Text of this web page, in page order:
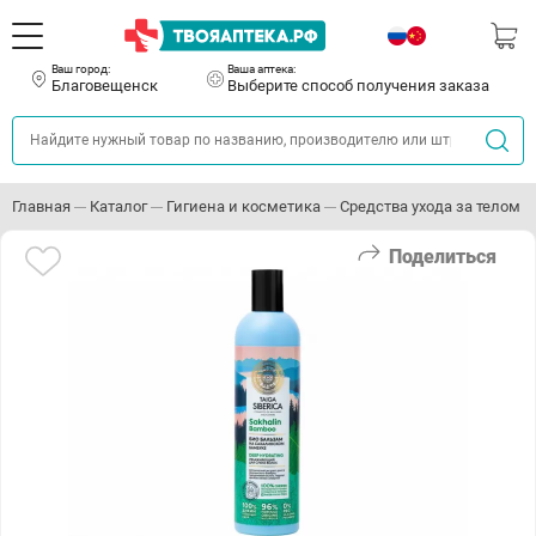
Ваш город:
Благовещенск
Ваша аптека:
Выберите способ получения заказа
Главная Каталог Гигиена и косметика Средства ухода за телом
Поделиться